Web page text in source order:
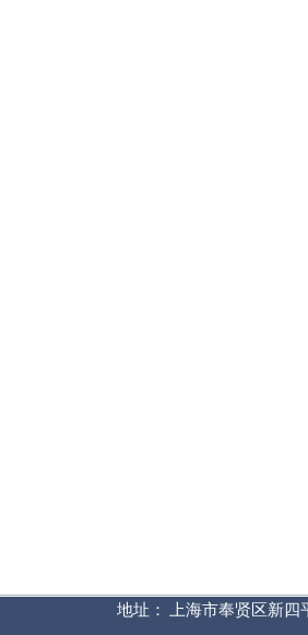
地址：
上海市奉贤区新